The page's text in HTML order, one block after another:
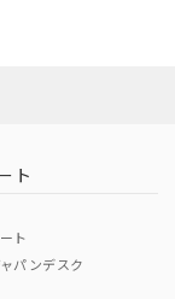
ト
ト
パンデスク